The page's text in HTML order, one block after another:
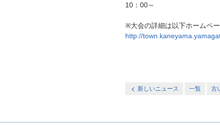
10：00～
※大会の詳細は以下ホームペ
http://
新しいニュース 一覧 古